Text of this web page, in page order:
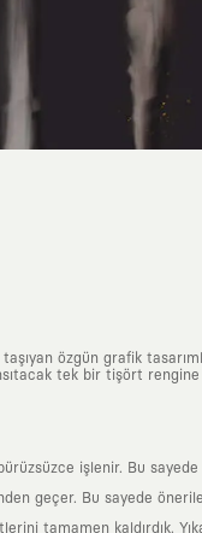
özgün grafik
tek bir tişört
işlenir. Bu
geçer. Bu sayede
tamamen kaldırdık.